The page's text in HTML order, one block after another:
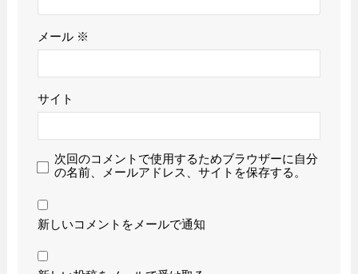
メール ※
サイト
次回のコメントで使用するためブラウザーに自分
の名前、メールアドレス、サイトを保存する。
新しいコメントをメールで通知